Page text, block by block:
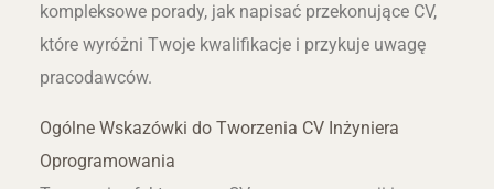
kompleksowe porady, jak napisać przekonujące CV,
które wyróżni Twoje kwalifikacje i przykuje uwagę
pracodawców.
Ogólne Wskazówki do Tworzenia CV Inżyniera
Oprogramowania